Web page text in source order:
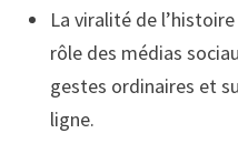
La viralité de
rôle des médias
gestes ordinaires et
ligne.